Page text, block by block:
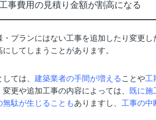
事費用の見積り金額が割高になる
・プランにはない工事を追加したり変更
にしてしまうことがあります。
ては、 建築業者の手間が増える ことや工
更や追加工事の内容によっては、
既に施
無駄が生じることもありますし、 工事の中